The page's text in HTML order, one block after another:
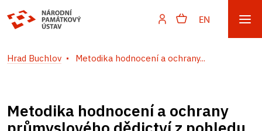
EN
Hrad Buchlov Metodika hodnocení a ochrany...
Metodika hodnocení a ochrany